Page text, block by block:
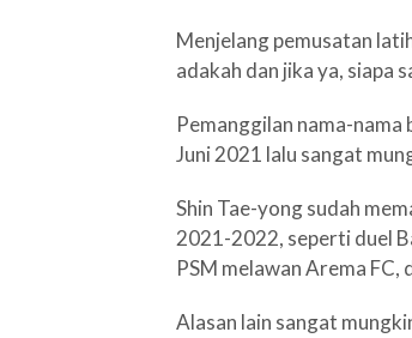
Menjelang pemusatan
adakah dan jika ya, siapa
Pemanggilan nama-
Juni 2021 lalu sangat
Shin Tae-yong sudah
2021-2022, seperti duel
PSM melawan Arema FC,
Alasan lain sangat